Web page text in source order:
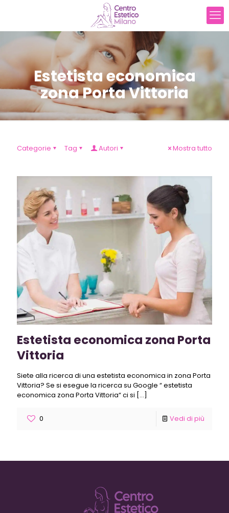
Estetista economica
zona Porta Vittoria
Categorie Tag Autori Mostra tutto
Estetista economica zona Porta
Vittoria
Siete alla ricerca di una estetista economica in zona Porta
Vittoria? Se si esegue la ricerca su Google “ estetista
economica zona Porta Vittoria“ ci si […]
0 Vedi di più